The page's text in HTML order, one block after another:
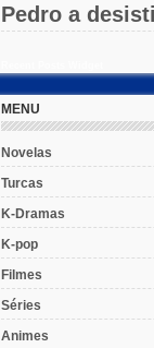
Pedro a
MENU
Novelas
Turcas
K-Dramas
K-pop
Filmes
Séries
Animes